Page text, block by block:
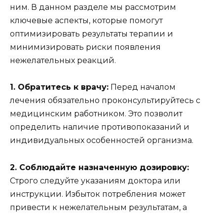
ним. В данном разделе мы рассмотрим
ключевые аспекты, которые помогут
оптимизировать результаты терапии и
минимизировать риски появления
нежелательных реакций.
1. Обратитесь к врачу: Перед началом
лечения обязательно проконсультируйтесь с
медицинским работником. Это позволит
определить наличие противопоказаний и
индивидуальных особенностей организма.
2. Соблюдайте назначенную дозировку:
Строго следуйте указаниям доктора или
инструкции. Избыток потребления может
привести к нежелательным результатам, а